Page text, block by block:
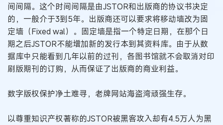
间间隔。这个时间间隔是由JSTOR和出版商的协议书决定
的，一般介于3到5年。出版商还可以要求将移动墙改为固
定墙（Fixed wal）。固定墙是指一个特定日期，在那个日
期之后JSTOR不能增加新的发行本到其资料库。由于从数
据库中只能看到几年以前的过刊，各图书馆就不会取消对印
刷版期刊的订购，从而保证了出版商的商业利益。
数字版权保护净土难寻，老牌网站海盗湾顽强生存。
以尊重知识产权著称的JSTOR被黑客攻入却有4.5万人为黑